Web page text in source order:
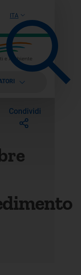
ITA
Condividi